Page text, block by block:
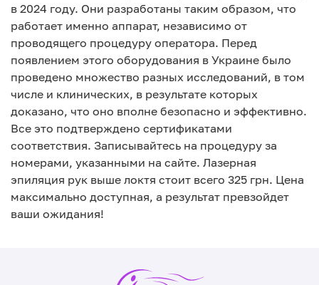
в 2024 году. Они разработаны таким образом, что
работает именно аппарат, независимо от
проводящего процедуру оператора. Перед
появлением этого оборудования в Украине было
проведено множество разных исследований, в том
числе и клинических, в результате которых
доказано, что оно вполне безопасно и эффективно.
Все это подтверждено сертификатами
соответствия. Записывайтесь на процедуру за
номерами, указанными на сайте. Лазерная
эпиляция рук выше локтя стоит всего 325 грн. Цена
максимально доступная, а результат превзойдет
ваши ожидания!